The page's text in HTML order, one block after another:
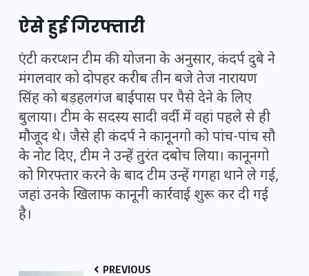
ऐसे हुई गिरफ्तारी
एंटी करप्शन टीम की योजना के अनुसार, कंदर्प दुबे ने
मंगलवार को दोपहर करीब तीन बजे तेज नारायण
सिंह को बड़हलगंज बाईपास पर पैसे देने के लिए
बुलाया। टीम के सदस्य सादी वर्दी में वहां पहले से ही
मौजूद थे। जैसे ही कंदर्प ने कानूनगो को पांच-पांच सौ
के नोट दिए, टीम ने उन्हें तुरंत दबोच लिया। कानूनगो
को गिरफ्तार करने के बाद टीम उन्हें गगहा थाने ले गई,
जहां उनके खिलाफ कानूनी कार्रवाई शुरू कर दी गई
है।
PREVIOUS